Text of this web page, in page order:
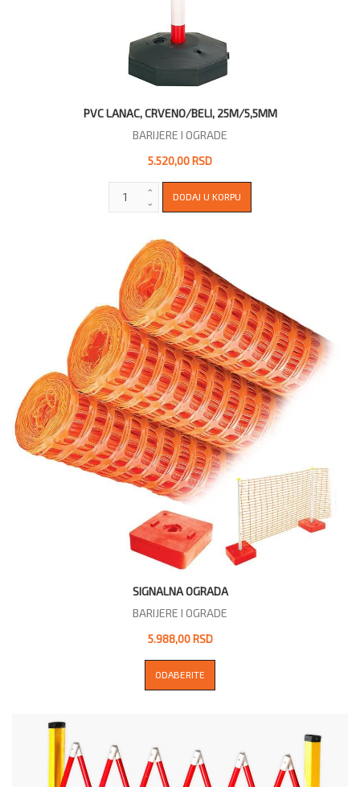
PVC LANAC, CRVENO/BELI, 25M/5,5MM
BARIJERE I OGRADE
5.520,00 RSD
SIGNALNA OGRADA
BARIJERE I OGRADE
5.988,00 RSD
ODABERITE